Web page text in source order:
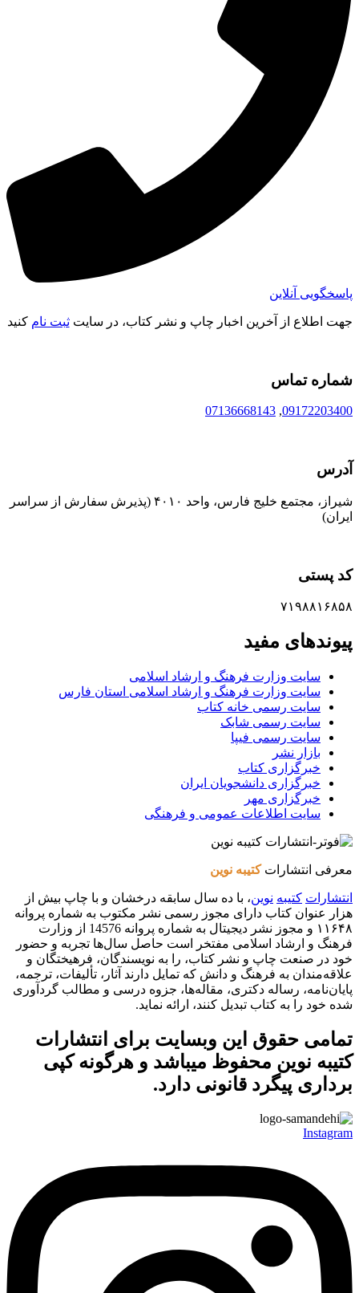
پاسخگویی آنلاین
جهت اطلاع از آخرین اخبار چاپ و نشر کتاب، در سایتثبت نام کنید
شماره تماس
09172203400
,
07136668143
آدرس
شیراز، مجتمع خلیج فارس، واحد ۴۰۱۰ (پذیرش سفارش از سراسر
ایران)
کد پستی
۷۱۹۸۸۱۶۸۵۸
پیوندهای مفید
سایت وزارت فرهنگ و ارشاد اسلامی
سایت وزارت فرهنگ و ارشاد اسلامی استان فارس
سایت رسمی خانه کتاب
سایت رسمی شابک
سایت رسمی فیپا
بازار نشر
خبرگزاری کتاب
خبرگزاری دانشجویان ایران
خبرگزاری مهر
سایت اطلاعات عمومی و فرهنگی
معرفی انتشاراتکتیبه نوین
انتشارات کتیبه نوین، با ده سال سابقه درخشان و با چاپ بیش از
هزار عنوان کتاب دارای مجوز رسمی نشر مکتوب به شماره پروانه
۱۱۶۴۸ و مجوز نشر دیجیتال به شماره پروانه 14576 از وزارت
فرهنگ و ارشاد اسلامی مفتخر است حاصل سال‌ها تجربه و حضور
خود در صنعت چاپ و نشر کتاب، را به نویسندگان، فرهیختگان و
علاقه‌مندان به فرهنگ و دانش که تمایل دارند آثار، تألیفات، ترجمه،
پایان‌نامه، رساله دکتری، مقاله‌ها، جزوه درسی و مطالب گردآوری
شده خود را به کتاب تبدیل کنند، ارائه نماید.
تمامی حقوق این وبسایت برای انتشارات
کتیبه نوین محفوظ میباشد و هرگونه کپی
برداری پیگرد قانونی دارد.
Instagram